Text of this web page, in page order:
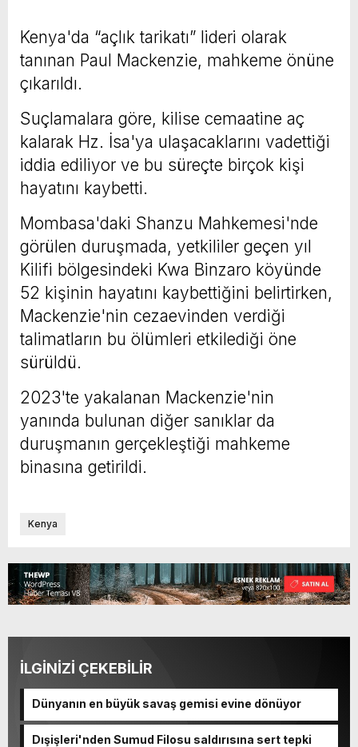
Kenya'da “açlık tarikatı” lideri olarak
tanınan Paul Mackenzie, mahkeme önüne
çıkarıldı.
Suçlamalara göre, kilise cemaatine aç
kalarak Hz. İsa'ya ulaşacaklarını vadettiği
iddia ediliyor ve bu süreçte birçok kişi
hayatını kaybetti.
Mombasa'daki Shanzu Mahkemesi'nde
görülen duruşmada, yetkililer geçen yıl
Kilifi bölgesindeki Kwa Binzaro köyünde
52 kişinin hayatını kaybettiğini belirtirken,
Mackenzie'nin cezaevinden verdiği
talimatların bu ölümleri etkilediği öne
sürüldü.
2023'te yakalanan Mackenzie'nin
yanında bulunan diğer sanıklar da
duruşmanın gerçekleştiği mahkeme
binasına getirildi.
Kenya
İLGİNİZİ ÇEKEBİLİR
Dünyanın en büyük savaş gemisi evine dönüyor
Dışişleri'nden Sumud Filosu saldırısına sert tepki